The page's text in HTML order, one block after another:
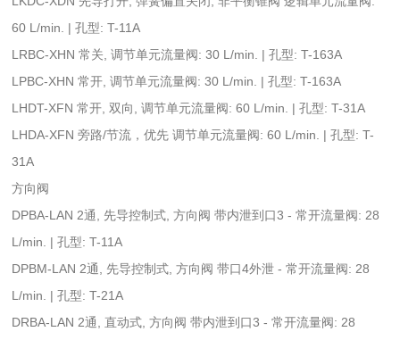
60 L/min. | 孔型: T-11A
LRBC-XHN 常关, 调节单元流量阀: 30 L/min. | 孔型: T-163A
LPBC-XHN 常开, 调节单元流量阀: 30 L/min. | 孔型: T-163A
LHDT-XFN 常开, 双向, 调节单元流量阀: 60 L/min. | 孔型: T-31A
LHDA-XFN 旁路/节流，优先 调节单元流量阀: 60 L/min. | 孔型: T-
31A
方向阀
DPBA-LAN 2通, 先导控制式, 方向阀 带内泄到口3 - 常开流量阀: 28
L/min. | 孔型: T-11A
DPBM-LAN 2通, 先导控制式, 方向阀 带口4外泄 - 常开流量阀: 28
L/min. | 孔型: T-21A
DRBA-LAN 2通, 直动式, 方向阀 带内泄到口3 - 常开流量阀: 28